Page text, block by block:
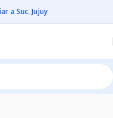
a Suc. Jujuy
METALINAS